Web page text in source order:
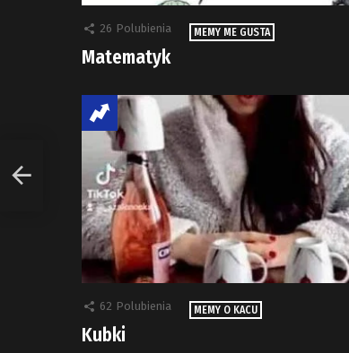
26 Polubienia MEMY ME GUSTA
Matematyk
62 Polubienia MEMY O KACU
Kubki